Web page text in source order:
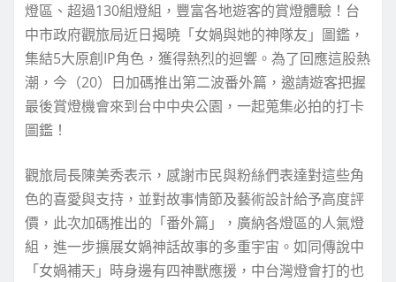
燈區、超過130組燈組，豐富各地遊客的賞燈體驗！台
中市政府觀旅局近日揭曉「女媧與她的神隊友」圖鑑，
集結5大原創IP角色，獲得熱烈的迴響。為了回應這股熱
潮，今（20）日加碼推出第二波番外篇，邀請遊客把握
最後賞燈機會來到台中中央公園，一起蒐集必拍的打卡
圖鑑！
觀旅局長陳美秀表示，感謝市民與粉絲們表達對這些角
色的喜愛與支持，並對故事情節及藝術設計給予高度評
價，此次加碼推出的「番外篇」，廣納各燈區的人氣燈
組，進一步擴展女媧神話故事的多重宇宙。如同傳說中
「女媧補天」時身邊有四神獸應援，中台灣燈會打的也